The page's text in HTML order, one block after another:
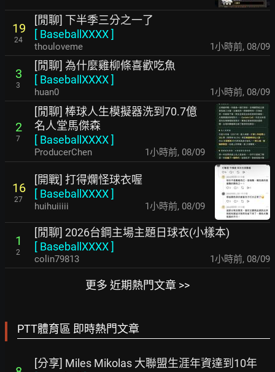
19
24
[閒聊] 下半季三分之一了
[ BaseballXXXX]
thouloveme 1小時前, 08/09
3
3
[閒聊] 為什麼雞柳條喜歡吃魚
[ BaseballXXXX]
huan0 1小時前, 08/09
2
7
[閒聊] 棒球人生模擬器洗到70.7億
名人堂馬傑森
[ BaseballXXXX]
ProducerChen 1小時前, 08/09
16
27
[開戰] 打得爛怪球衣喔
[ BaseballXXXX]
huihuiiiii 1小時前, 08/09
1
2
[閒聊] 2026台鋼主場主題日球衣(小樣本)
[ BaseballXXXX]
colin79813 1小時前, 08/09
更多 近期熱門文章 >>
PTT體育區 即時熱門文章
[分享] Miles Mikolas 大聯盟生涯年資達到10年